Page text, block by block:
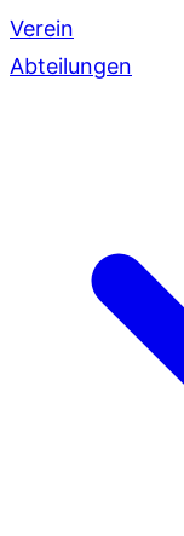
Verein
Abteilungen